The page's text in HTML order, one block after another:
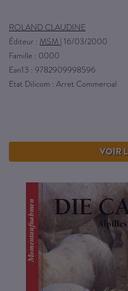
ROLAND CLAUDINE
Éditeur : MSM | 16/03/2000
Famille : 0000
Ean13 : 9782909998596
Etat Dilicom : Arret Commercial
VOIR